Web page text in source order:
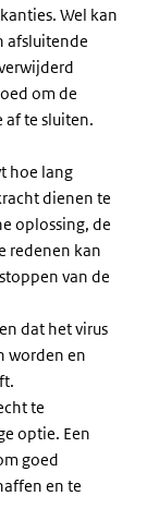
Wel kan
afsluitende
om de
af te sluiten.
hoe lang
dienen te
oplossing, de
redenen kan
van de
dat het virus
worden en
te
optie. Een
goed
en te